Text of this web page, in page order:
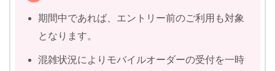
期間中であれば、エントリー前のご利用も対象
となります。
混雑状況によりモバイルオーダーの受付を一時